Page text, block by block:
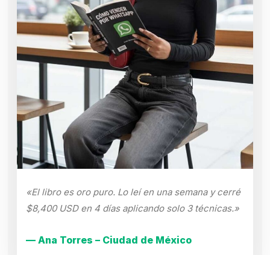
«El libro es oro puro. Lo leí en una semana y cerré
$8,400 USD en 4 días aplicando solo 3 técnicas.»
— Ana Torres – Ciudad de México